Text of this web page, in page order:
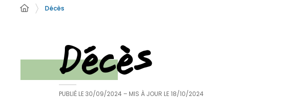
Décès
Décès
PUBLIÉ LE30/09/2024 – MIS À JOUR LE18/10/2024